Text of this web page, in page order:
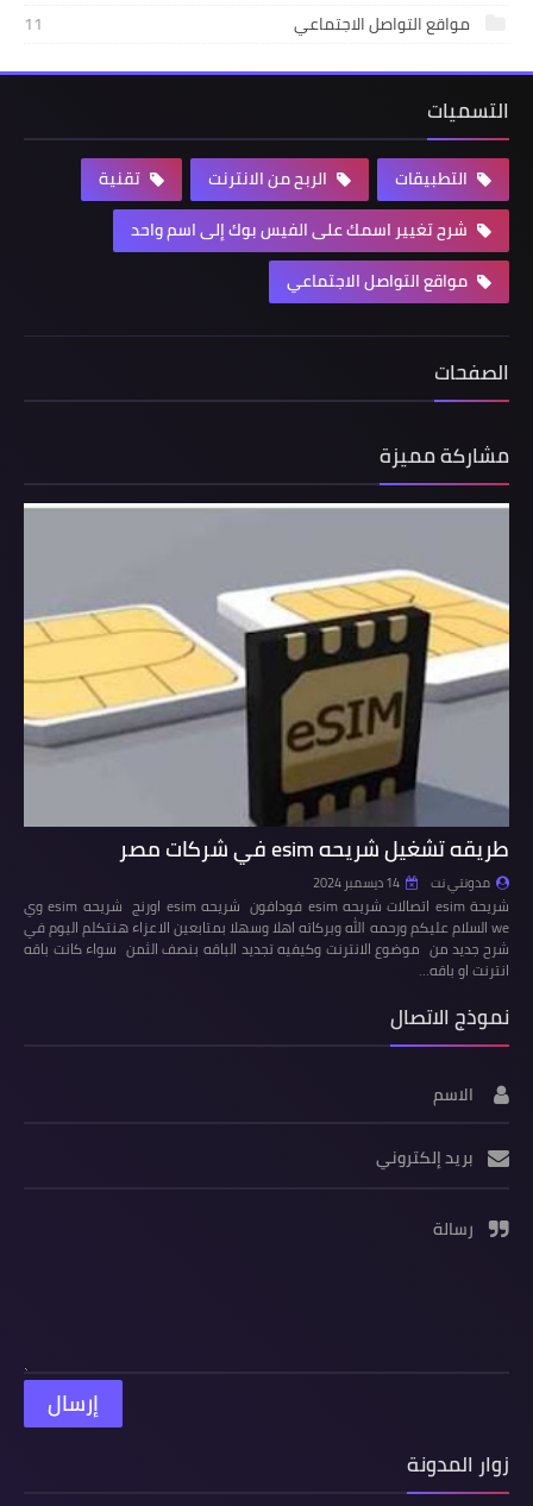
مواقع التواصل الاجتماعي
11
التسميات
التطبيقات الربح من الانترنت
تقنية
شرح تغيير اسمك على الفيس بوك إلى اسم واحد
مواقع التواصل الاجتماعي
الصفحات
مشاركة مميزة
طريقه تشغيل شريحه esim في شركات مصر
مدونتي نت 14 ديسمبر 2024
شريحة esim اتصالات شريحه esim فودافون شريحه esim اورنج شريحه esim وي
we السلام عليكم ورحمه الله وبركاته اهلا وسهلا بمتابعين الاعزاء هنتكلم اليوم في
شرح جديد من موضوع الانترنت وكيفيه تجديد الباقه بنصف الثمن سواء كانت باقه
انترنت او باقه…
نموذج الاتصال
الاسم
بريد إلكتروني
رسالة
زوار المدونة